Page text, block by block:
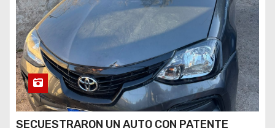
SECUESTRARON UN AUTO CON PATENTE